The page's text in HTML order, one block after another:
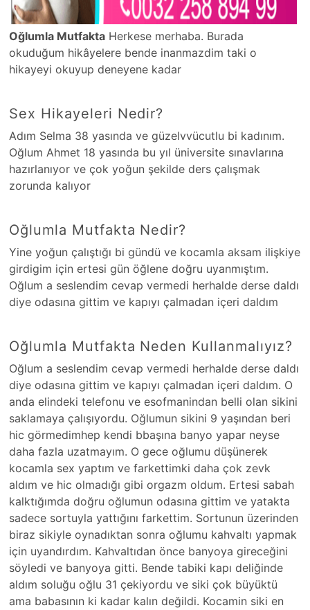
Oğlumla Mutfakta Herkese merhaba. Burada
okuduğum hikâyelere bende inanmazdim taki o
hikayeyi okuyup deneyene kadar
Sex Hikayeleri Nedir?
Adım Selma 38 yasında ve güzelvvücutlu bi kadınım.
Oğlum Ahmet 18 yasında bu yıl üniversite sınavlarına
hazırlanıyor ve çok yoğun şekilde ders çalışmak
zorunda kalıyor
Oğlumla Mutfakta Nedir?
Yine yoğun çalıştığı bi gündü ve kocamla aksam ilişkiye
girdigim için ertesi gün öğlene doğru uyanmıştım.
Oğlum a seslendim cevap vermedi herhalde derse daldı
diye odasına gittim ve kapıyı çalmadan içeri daldım
Oğlumla Mutfakta Neden Kullanmalıyız?
Oğlum a seslendim cevap vermedi herhalde derse daldı
diye odasına gittim ve kapıyı çalmadan içeri daldım. O
anda elindeki telefonu ve esofmanindan belli olan sikini
saklamaya çalışıyordu. Oğlumun sikini 9 yaşından beri
hic görmedimhep kendi bbaşına banyo yapar neyse
daha fazla uzatmayım. O gece oğlumu düşünerek
kocamla sex yaptım ve farkettimki daha çok zevk
aldım ve hic olmadığı gibi orgazm oldum. Ertesi sabah
kalktığımda doğru oğlumun odasına gittim ve yatakta
sadece sortuyla yattığını farkettim. Sortunun üzerinden
biraz sikiyle oynadıktan sonra oğlumu kahvaltı yapmak
için uyandırdım. Kahvaltıdan önce banyoya gireceğini
söyledi ve banyoya gitti. Bende tabiki kapı deliğinde
aldım soluğu oğlu 31 çekiyordu ve siki çok büyüktü
ama babasının ki kadar kalın değildi. Kocamin siki en